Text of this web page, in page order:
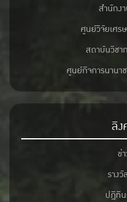
สำนักง
ศูนย์วิจัยเศร
สถาบันวิช
ศูนย์กิจการนานา
ลิ
ข่
ราง
ปฎิทิ